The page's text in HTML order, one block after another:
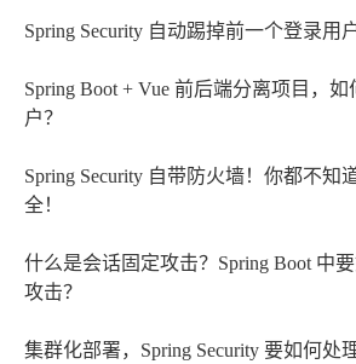
Spring Security 自动踢掉前一个登录用
Spring Boot + Vue 前后端分离项目，
户？
Spring Security 自带防火墙！你都不知
全！
什么是会话固定攻击？Spring Boot 中
攻击？
集群化部署，Spring Security 要如何处理